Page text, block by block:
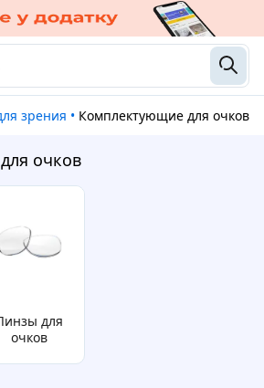
зрения • Комплектующие для очков
очков
очков